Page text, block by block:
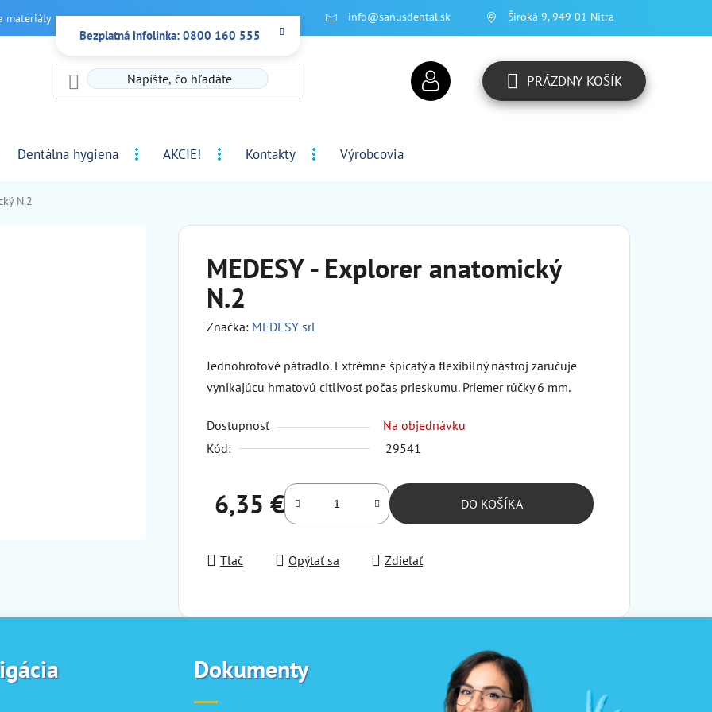
Bezplatná infolinka: 0800 160 555
materiály info@sanusdental.sk Široká 9, 949 01 Nitra
NÁKUPNÝ
PRÁZDNY KOŠÍK
Dentálna hygiena AKCIE! Kontakty Výrobcovia
N.2
MEDESY - Explorer anatomický
N.2
Značka: MEDESY srl
Jednohrotové pátradlo. Extrémne špicatý a flexibilný nástroj zaručuje
vynikajúcu hmatovú citlivosť počas prieskumu. Priemer rúčky 6 mm.
Dostupnosť
Na objednávku
Kód:
29541
6,35 €
Jednotková cena:
DO KOŠÍKA
Tlač Opýtať sa Zdieľať
Dokumenty